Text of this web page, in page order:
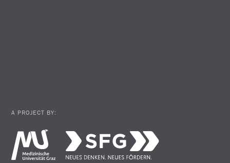
A PROJECT BY: